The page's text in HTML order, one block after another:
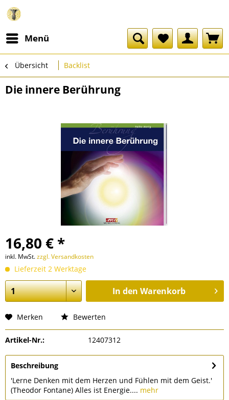
Menü
Übersicht Backlist
Die innere Berührung
16,80 € *
inkl. MwSt.zzgl. Versandkosten
Lieferzeit 2 Werktage
In den Warenkorb
Merken Bewerten
Artikel-Nr.: 12407312
Beschreibung
'Lerne Denken mit dem Herzen und Fühlen mit dem Geist.'
(Theodor Fontane) Alles ist Energie.... mehr